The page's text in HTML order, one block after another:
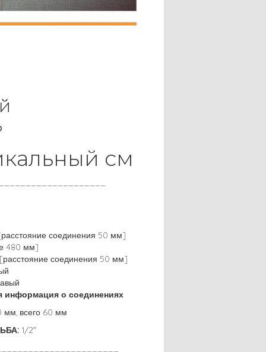
см
соединения 50 мм]
480 мм]
соединения 50 мм]
информация о соединениях
мм, всего 60 мм
1/2"